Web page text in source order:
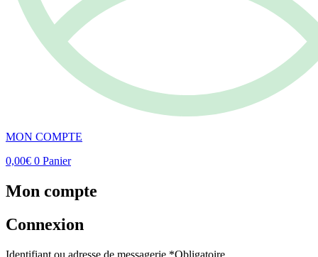
MON COMPTE
0,00€ 0 Panier
Mon compte
Connexion
Identifiant ou adresse de messagerie *Obligatoire